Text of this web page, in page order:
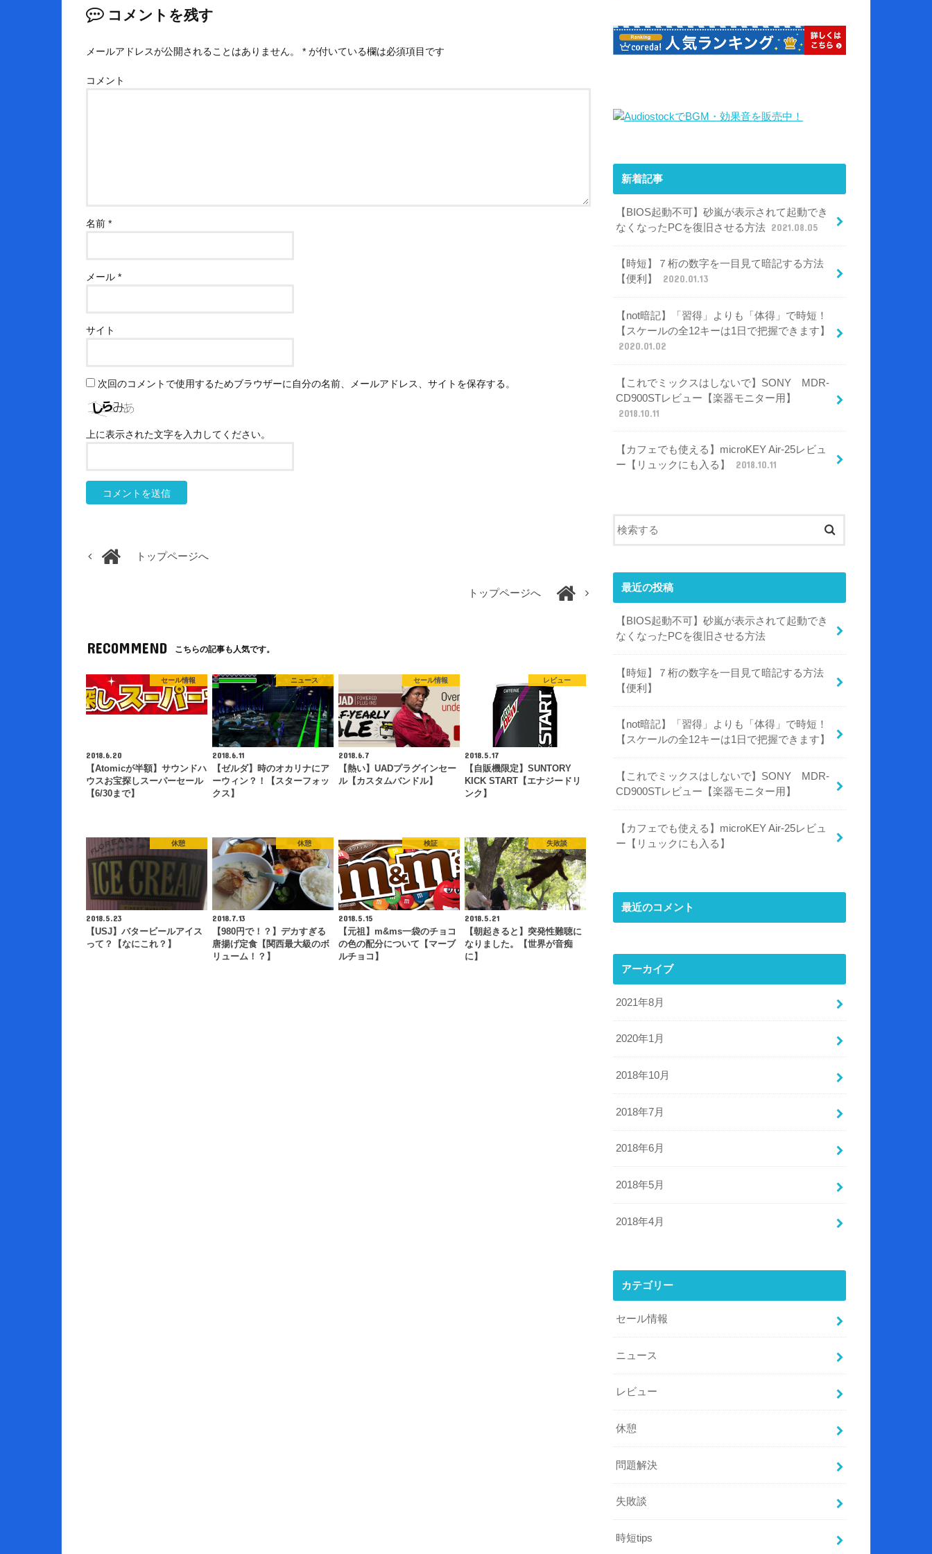
コメントを残す
メールアドレスが公開されることはありません。 * が付いている欄は必須項目です
コメント
名前 *
メール *
サイト
次回のコメントで使用するためブラウザーに自分の名前、メールアドレス、サイトを保存する。
上に表示された文字を入力してください。
トップページへ
トップページへ
RECOMMEND こちらの記事も人気です。
セール情報
2018.6.20
【Atomicが半額】サウンドハ
ウスお宝探しスーパーセール
【6/30まで】
ニュース
2018.6.11
【ゼルダ】時のオカリナにア
ーウィン？！【スターフォッ
クス】
セール情報
2018.6.7
【熱い】UADプラグインセー
ル【カスタムバンドル】
レビュー
2018.5.17
【自販機限定】SUNTORY
KICK START【エナジードリ
ンク】
休憩
2018.5.23
【USJ】バタービールアイス
って？【なにこれ？】
休憩
2018.7.13
【980円で！？】デカすぎる
唐揚げ定食【関西最大級のボ
リューム！？】
検証
2018.5.15
【元祖】m&ms一袋のチョコ
の色の配分について【マーブ
ルチョコ】
失敗談
2018.5.21
【朝起きると】突発性難聴に
なりました。【世界が音痴
に】
新着記事
【BIOS起動不可】砂嵐が表示されて起動でき
なくなったPCを復旧させる方法 2021.08.05
【時短】７桁の数字を一目見て暗記する方法
【便利】
2020.01.13
【not暗記】「習得」よりも「体得」で時短！
【スケールの全12キーは1日で把握できます】
2020.01.02
【これでミックスはしないで】SONY MDR-
CD900STレビュー【楽器モニター用】
2018.10.11
【カフェでも使える】microKEY Air-25レビュ
ー【リュックにも入る】
2018.10.11
最近の投稿
【BIOS起動不可】砂嵐が表示されて起動でき
なくなったPCを復旧させる方法
【時短】７桁の数字を一目見て暗記する方法
【便利】
【not暗記】「習得」よりも「体得」で時短！
【スケールの全12キーは1日で把握できます】
【これでミックスはしないで】SONY MDR-
CD900STレビュー【楽器モニター用】
【カフェでも使える】microKEY Air-25レビュ
ー【リュックにも入る】
最近のコメント
アーカイブ
2021年8月
2020年1月
2018年10月
2018年7月
2018年6月
2018年5月
2018年4月
カテゴリー
セール情報
ニュース
レビュー
休憩
問題解決
失敗談
時短tips